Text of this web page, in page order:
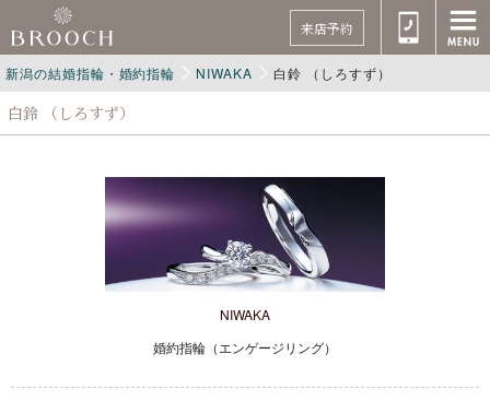
来店予約
新潟の結婚指輪・婚約指輪 NIWAKA 白鈴 （しろすず）
白鈴 （しろすず）
NIWAKA
婚約指輪（エンゲージリング）